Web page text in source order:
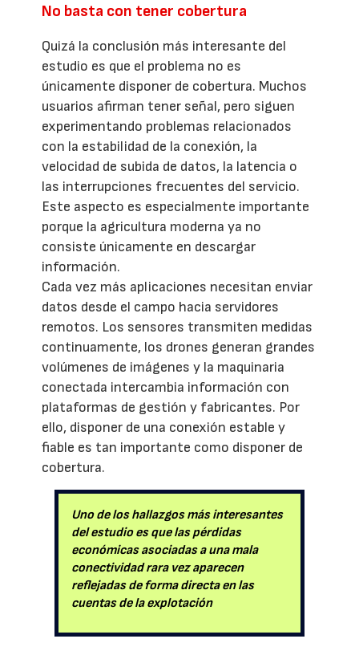
No basta con tener cobertura
Quizá la conclusión más interesante del
estudio es que el problema no es
únicamente disponer de cobertura. Muchos
usuarios afirman tener señal, pero siguen
experimentando problemas relacionados
con la estabilidad de la conexión, la
velocidad de subida de datos, la latencia o
las interrupciones frecuentes del servicio.
Este aspecto es especialmente importante
porque la agricultura moderna ya no
consiste únicamente en descargar
información.
Cada vez más aplicaciones necesitan enviar
datos desde el campo hacia servidores
remotos. Los sensores transmiten medidas
continuamente, los drones generan grandes
volúmenes de imágenes y la maquinaria
conectada intercambia información con
plataformas de gestión y fabricantes. Por
ello, disponer de una conexión estable y
fiable es tan importante como disponer de
cobertura.
Uno de los hallazgos más interesantes
del estudio es que las pérdidas
económicas asociadas a una mala
conectividad rara vez aparecen
reflejadas de forma directa en las
cuentas de la explotación